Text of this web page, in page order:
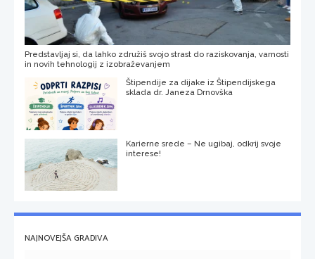
Predstavljaj si, da lahko združiš svojo strast do raziskovanja, varnosti
in novih tehnologij z izobraževanjem
Štipendije za dijake iz Štipendijskega
sklada dr. Janeza Drnovška
Karierne srede – Ne ugibaj, odkrij svoje
interese!
NAJNOVEJŠA GRADIVA